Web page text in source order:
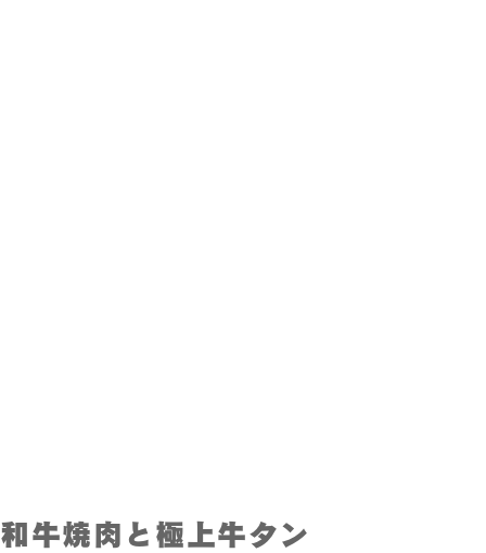
和牛焼肉と極上牛タン